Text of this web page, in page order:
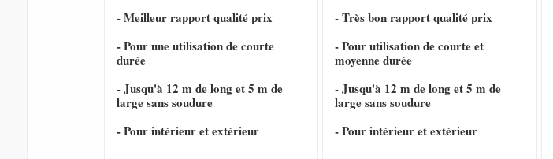
- Meilleur rapport qualité prix
- Pour une utilisation de courte
durée
- Jusqu'à 12 m de long et 5 m de
large sans soudure
- Pour intérieur et extérieur
- Très bon rapport qualité prix
- Pour utilisation de courte et
moyenne durée
- Jusqu'à 12 m de long et 5 m de
large sans soudure
- Pour intérieur et extérieur